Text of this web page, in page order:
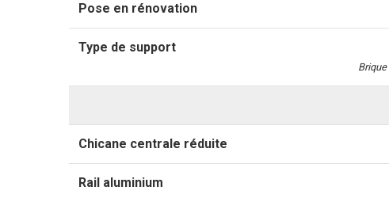
Pose en rénovation
Type de support
Chicane centrale réduite
Rail aluminium